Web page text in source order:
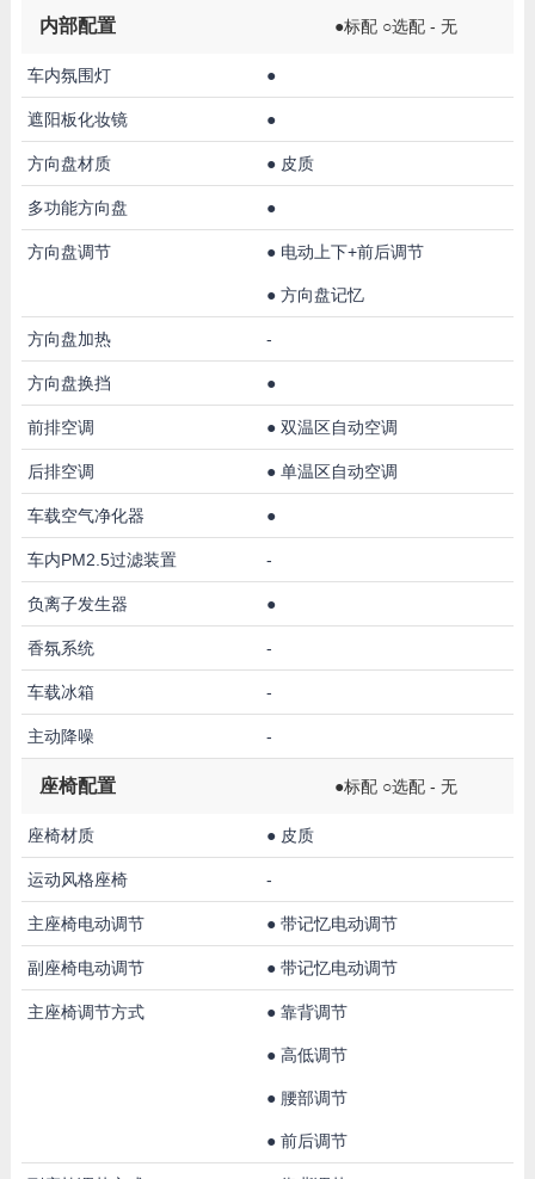
内部配置 ●标配 ○选配 - 无
车内氛围灯 ●
遮阳板化妆镜 ●
方向盘材质 ● 皮质
多功能方向盘 ●
方向盘调节 ● 电动上下+前后调节
● 方向盘记忆
方向盘加热 -
方向盘换挡 ●
前排空调 ● 双温区自动空调
后排空调 ● 单温区自动空调
车载空气净化器 ●
车内PM2.5过滤装置 -
负离子发生器 ●
香氛系统 -
车载冰箱 -
主动降噪 -
座椅配置 ●标配 ○选配 - 无
座椅材质 ● 皮质
运动风格座椅 -
主座椅电动调节 ● 带记忆电动调节
副座椅电动调节 ● 带记忆电动调节
主座椅调节方式 ● 靠背调节
● 高低调节
● 腰部调节
● 前后调节